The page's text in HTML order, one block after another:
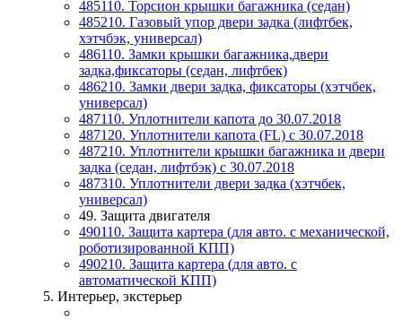
485110. Торсион крышки багажника (седан)
485210. Газовый упор двери задка (лифтбек,
хэтчбэк, универсал)
486110. Замки крышки багажника,двери
задка,фиксаторы (седан, лифтбек)
486210. Замки двери задка, фиксаторы (хэтчбек,
универсал)
487110. Уплотнители капота до 30.07.2018
487120. Уплотнители капота (FL) с 30.07.2018
487210. Уплотнители крышки багажника и двери
задка (седан, лифтбэк) с 30.07.2018
487310. Уплотнители двери задка (хэтчбек,
универсал)
49. Защита двигателя
490110. Защита картера (для авто. с механической,
роботизированной КПП)
490210. Защита картера (для авто. с
автоматической КПП)
5. Интерьер, экстерьер